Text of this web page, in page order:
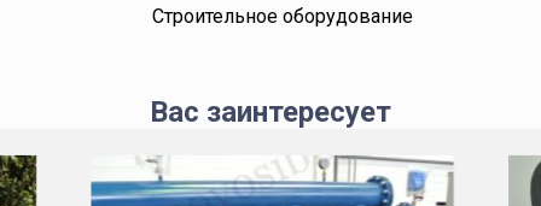
Строительное оборудование
Вас заинтересует